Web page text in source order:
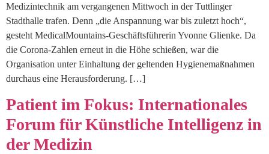
Medizintechnik am vergangenen Mittwoch in der Tuttlinger
Stadthalle trafen. Denn „die Anspannung war bis zuletzt hoch“,
gesteht MedicalMountains-Geschäftsführerin Yvonne Glienke. Da
die Corona-Zahlen erneut in die Höhe schießen, war die
Organisation unter Einhaltung der geltenden Hygienemaßnahmen
durchaus eine Herausforderung. […]
Patient im Fokus: Internationales
Forum für Künstliche Intelligenz in
der Medizin